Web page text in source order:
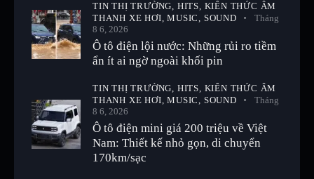
TIN THỊ TRƯỜNG, HITS, KIẾN THỨC ÂM
THANH XE HƠI,MUSIC, SOUND
Tháng
8 6, 2026
Ô tô điện lội nước: Những rủi ro tiềm
ẩn ít ai ngờ ngoài khối pin
TIN THỊ TRƯỜNG, HITS, KIẾN THỨC ÂM
THANH XE HƠI,MUSIC, SOUND
Tháng
8 6, 2026
Ô tô điện mini giá 200 triệu về Việt
Nam: Thiết kế nhỏ gọn, di chuyển
170km/sạc